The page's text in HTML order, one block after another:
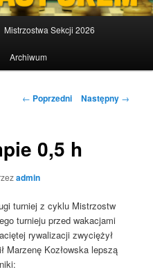
Mistrzostwa Sekcji 2026
Archiwum
Nawigacja
← Poprzedni Następny →
0,5 h
admin
turniej z cyklu Mistrzostw
turnieju przed wakacjami
rywalizacji zwyciężył
Marzenę Kozłowska lepszą